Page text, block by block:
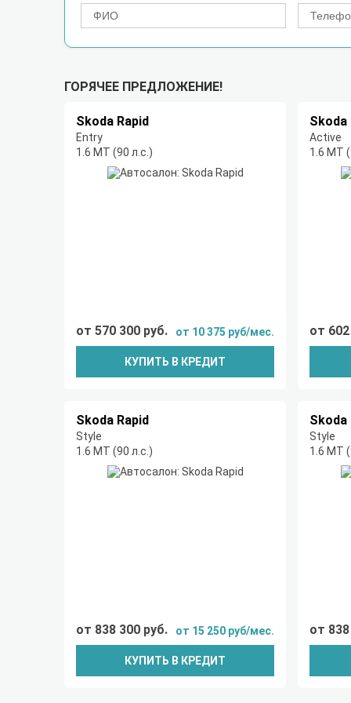
ГОРЯЧЕЕ ПРЕДЛОЖЕНИЕ!
Skoda Rapid
Entry
1.6 MT (90 л.с.)
от 570 300 руб. от 10 375 руб/мес.
КУПИТЬ В КРЕДИТ
Skoda
Active
1.6 MT
от
Skoda Rapid
Style
1.6 MT (90 л.с.)
от 838 300 руб. от 15 250 руб/мес.
КУПИТЬ В КРЕДИТ
Skoda
Style
1.6 MT
от